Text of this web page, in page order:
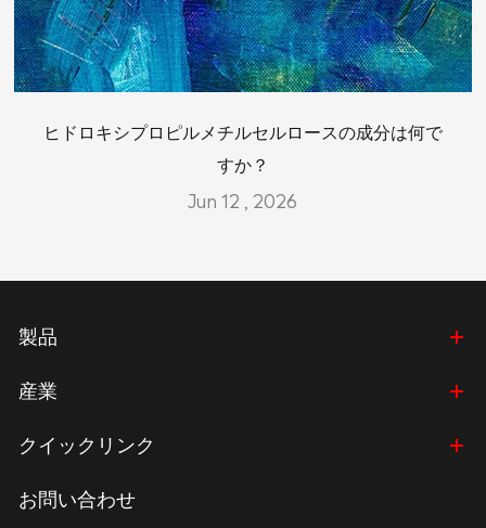
ヒドロキシプロピルメチルセルロースの成分は何で
すか？
Jun 12 , 2026
製品
産業
クイックリンク
お問い合わせ